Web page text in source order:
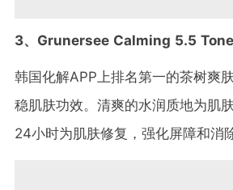
3、Grunersee Calming 5.5
韩国化解APP上排名第一的茶树爽
稳肌肤功效。清爽的水润质地为肌
24小时为肌肤修复，强化屏障和消